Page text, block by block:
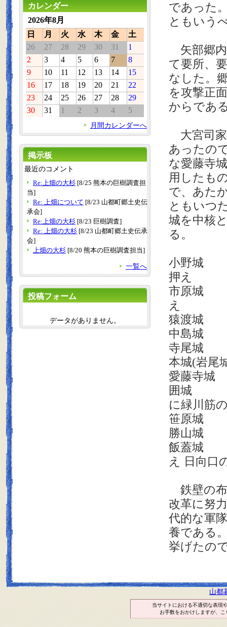
であった
ともいう
矢部郷内
て要所、
なした。
を攻撃正
からであ
大宮司家
あったの
な愛藤寺
用したも
で、あた
ともいつ
城を中核
る。
小野城
押え
市原城
え
猿渡城
中島城
寺尾城
本城(岩尾
愛藤寺城
囲城 渡
に緑川筋
笹原城
勝山城
飯蓋城 飯
え 日向口
鉄壁の布
改革に努
代的な軍
養である
挙げたの
カレンダー
2026年8月
日
月 火 水 木 金
土
26
27 28 29 30 31
1
2
3 4 5 6 7
8
9
10 11 12 13 14
15
16
17 18 19 20 21
22
23
24 25 26 27 28
29
30
31 1 2 3 4 5
月間カレンダーへ
掲示板
最近のコメント
Re:上畑の大杉 [8/25 熊本の巨樹調査担
当]
Re: 上畑について [8/23 山都町郷土史伝
承会]
Re:上畑の大杉 [8/23 巨樹調査]
Re: 上畑の大杉 [8/23 山都町郷土史伝承
会]
上畑の大杉 [8/20 熊本の巨樹調査担当]
一覧へ
投稿フォーム
データがありません。
山都
当サイトにおける不適切な表現
お手数をおかけしますが、こ